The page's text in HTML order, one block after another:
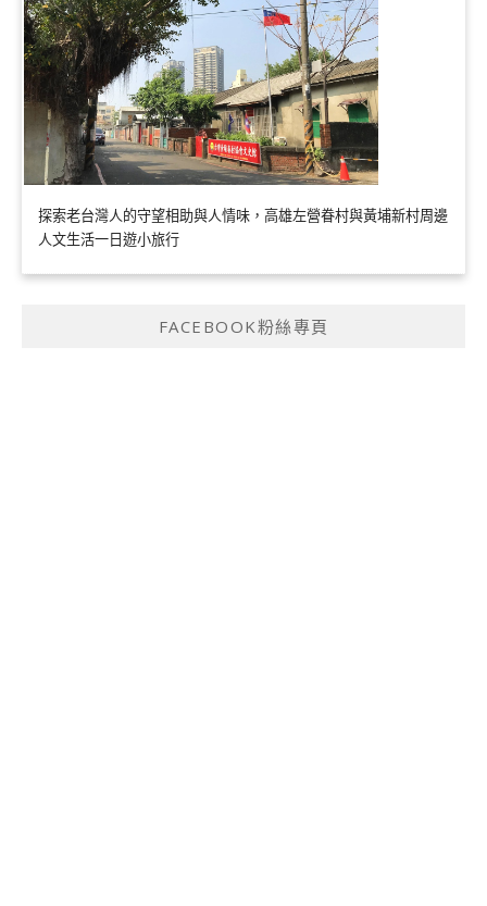
探索老台灣人的守望相助與人情味，高雄左營眷村與黃埔新村周邊
人文生活一日遊小旅行
FACEBOOK粉絲專頁